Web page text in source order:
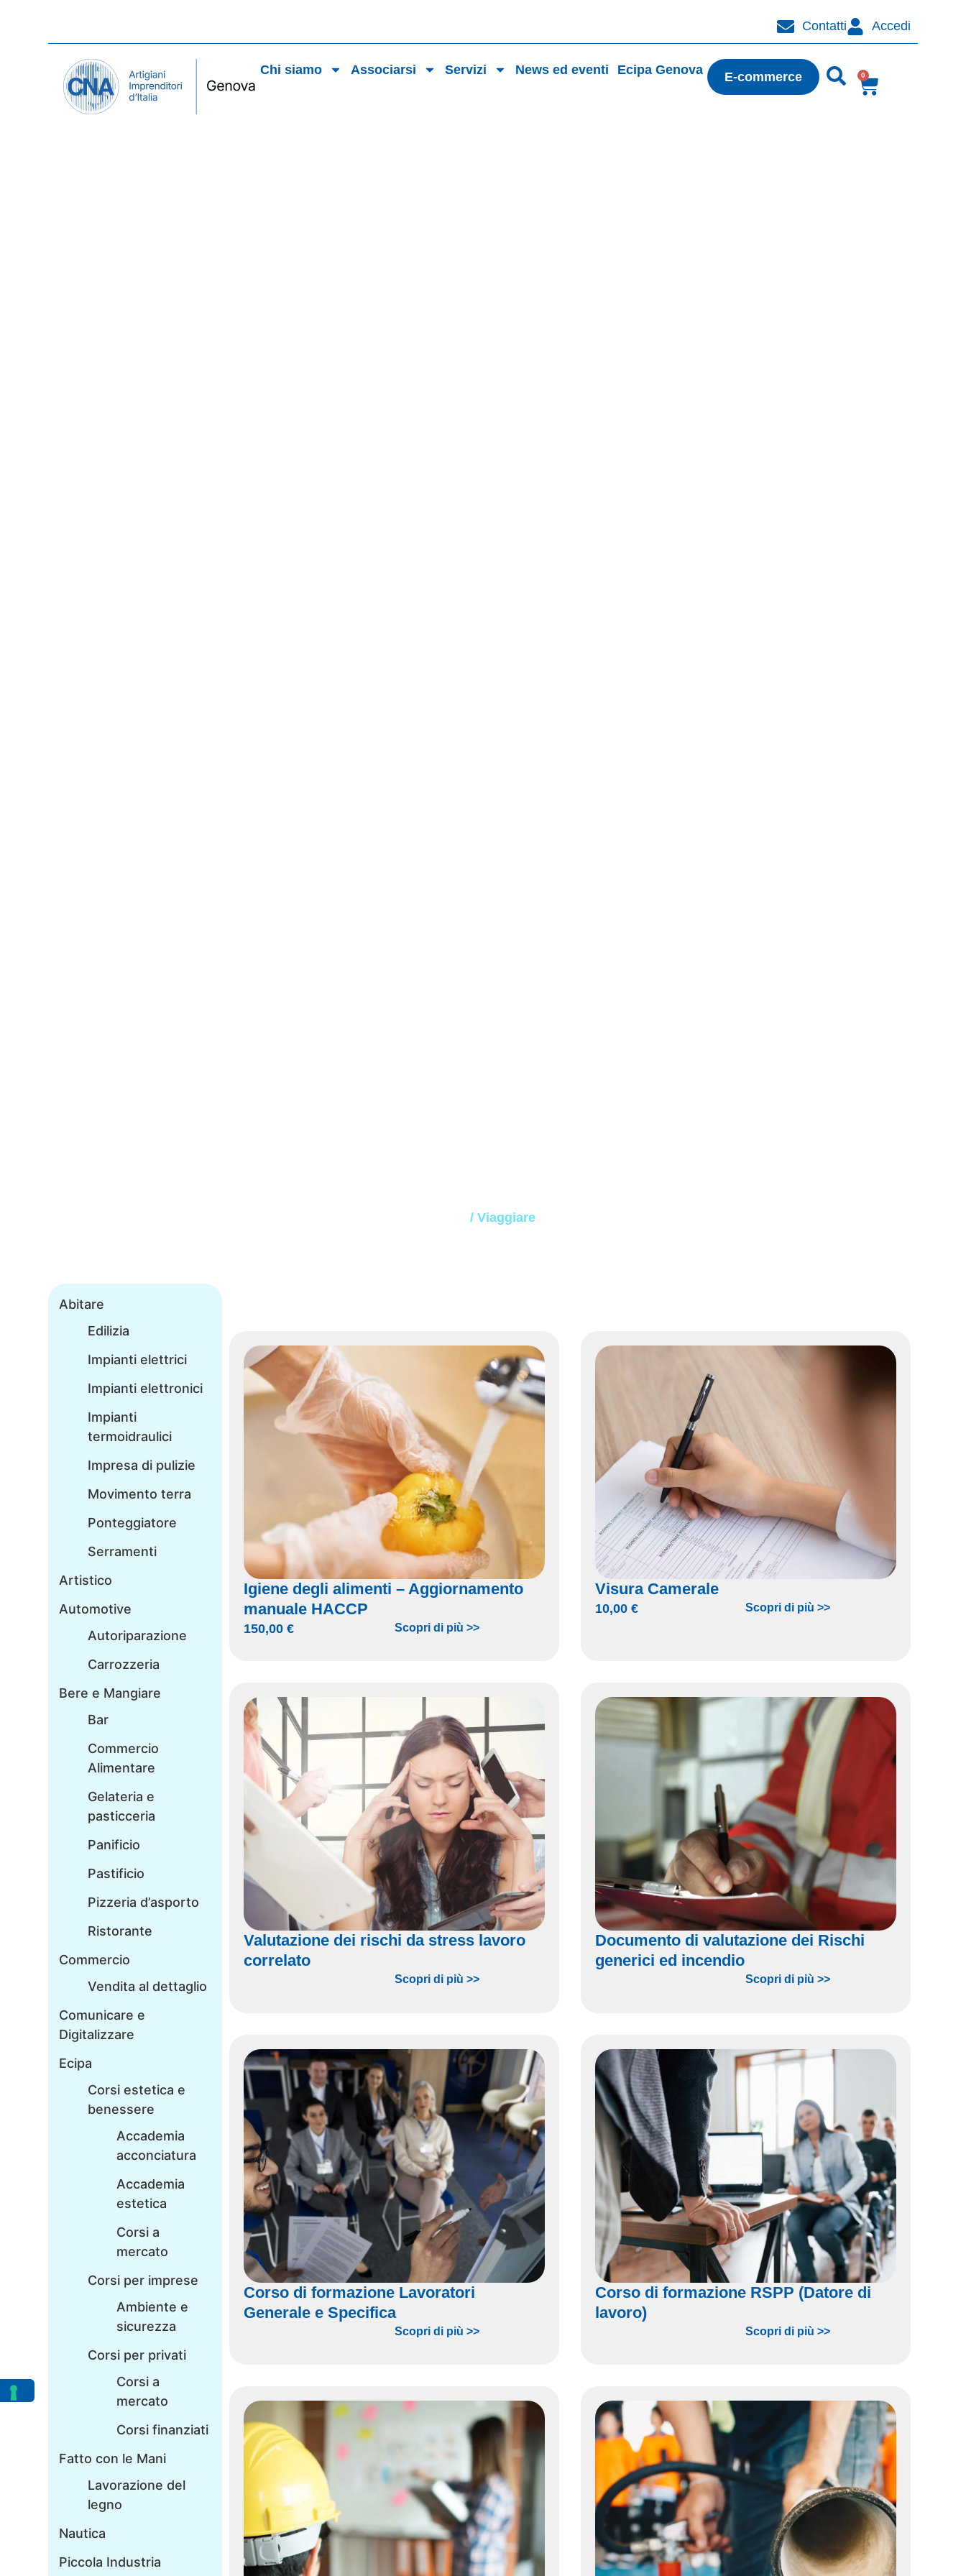
Contatti Accedi
Chi siamo Associarsi Servizi News ed eventi Ecipa Genova E-commerce 0
/ Viaggiare
Abitare
Edilizia
Impianti elettrici
Impianti elettronici
Impianti
termoidraulici
Impresa di pulizie
Movimento terra
Ponteggiatore
Serramenti
Artistico
Automotive
Autoriparazione
Carrozzeria
Bere e Mangiare
Bar
Commercio
Alimentare
Gelateria e
pasticceria
Panificio
Pastificio
Pizzeria d’asporto
Ristorante
Commercio
Vendita al dettaglio
Comunicare e
Digitalizzare
Ecipa
Corsi estetica e
benessere
Accademia
acconciatura
Accademia
estetica
Corsi a
mercato
Corsi per imprese
Ambiente e
sicurezza
Corsi per privati
Corsi a
mercato
Corsi finanziati
Fatto con le Mani
Lavorazione del
legno
Nautica
Piccola Industria
Igiene degli alimenti – Aggiornamento
manuale HACCP
150,00€ Scopri di più >>
Visura Camerale
10,00 € Scopri di più >>
Valutazione dei rischi da stress lavoro
correlato
Scopri di più >>
Documento di valutazione dei Rischi
generici ed incendio
Scopri di più >>
Corso di formazione Lavoratori
Generale e Specifica
Scopri di più >>
Corso di formazione RSPP (Datore di
lavoro)
Scopri di più >>